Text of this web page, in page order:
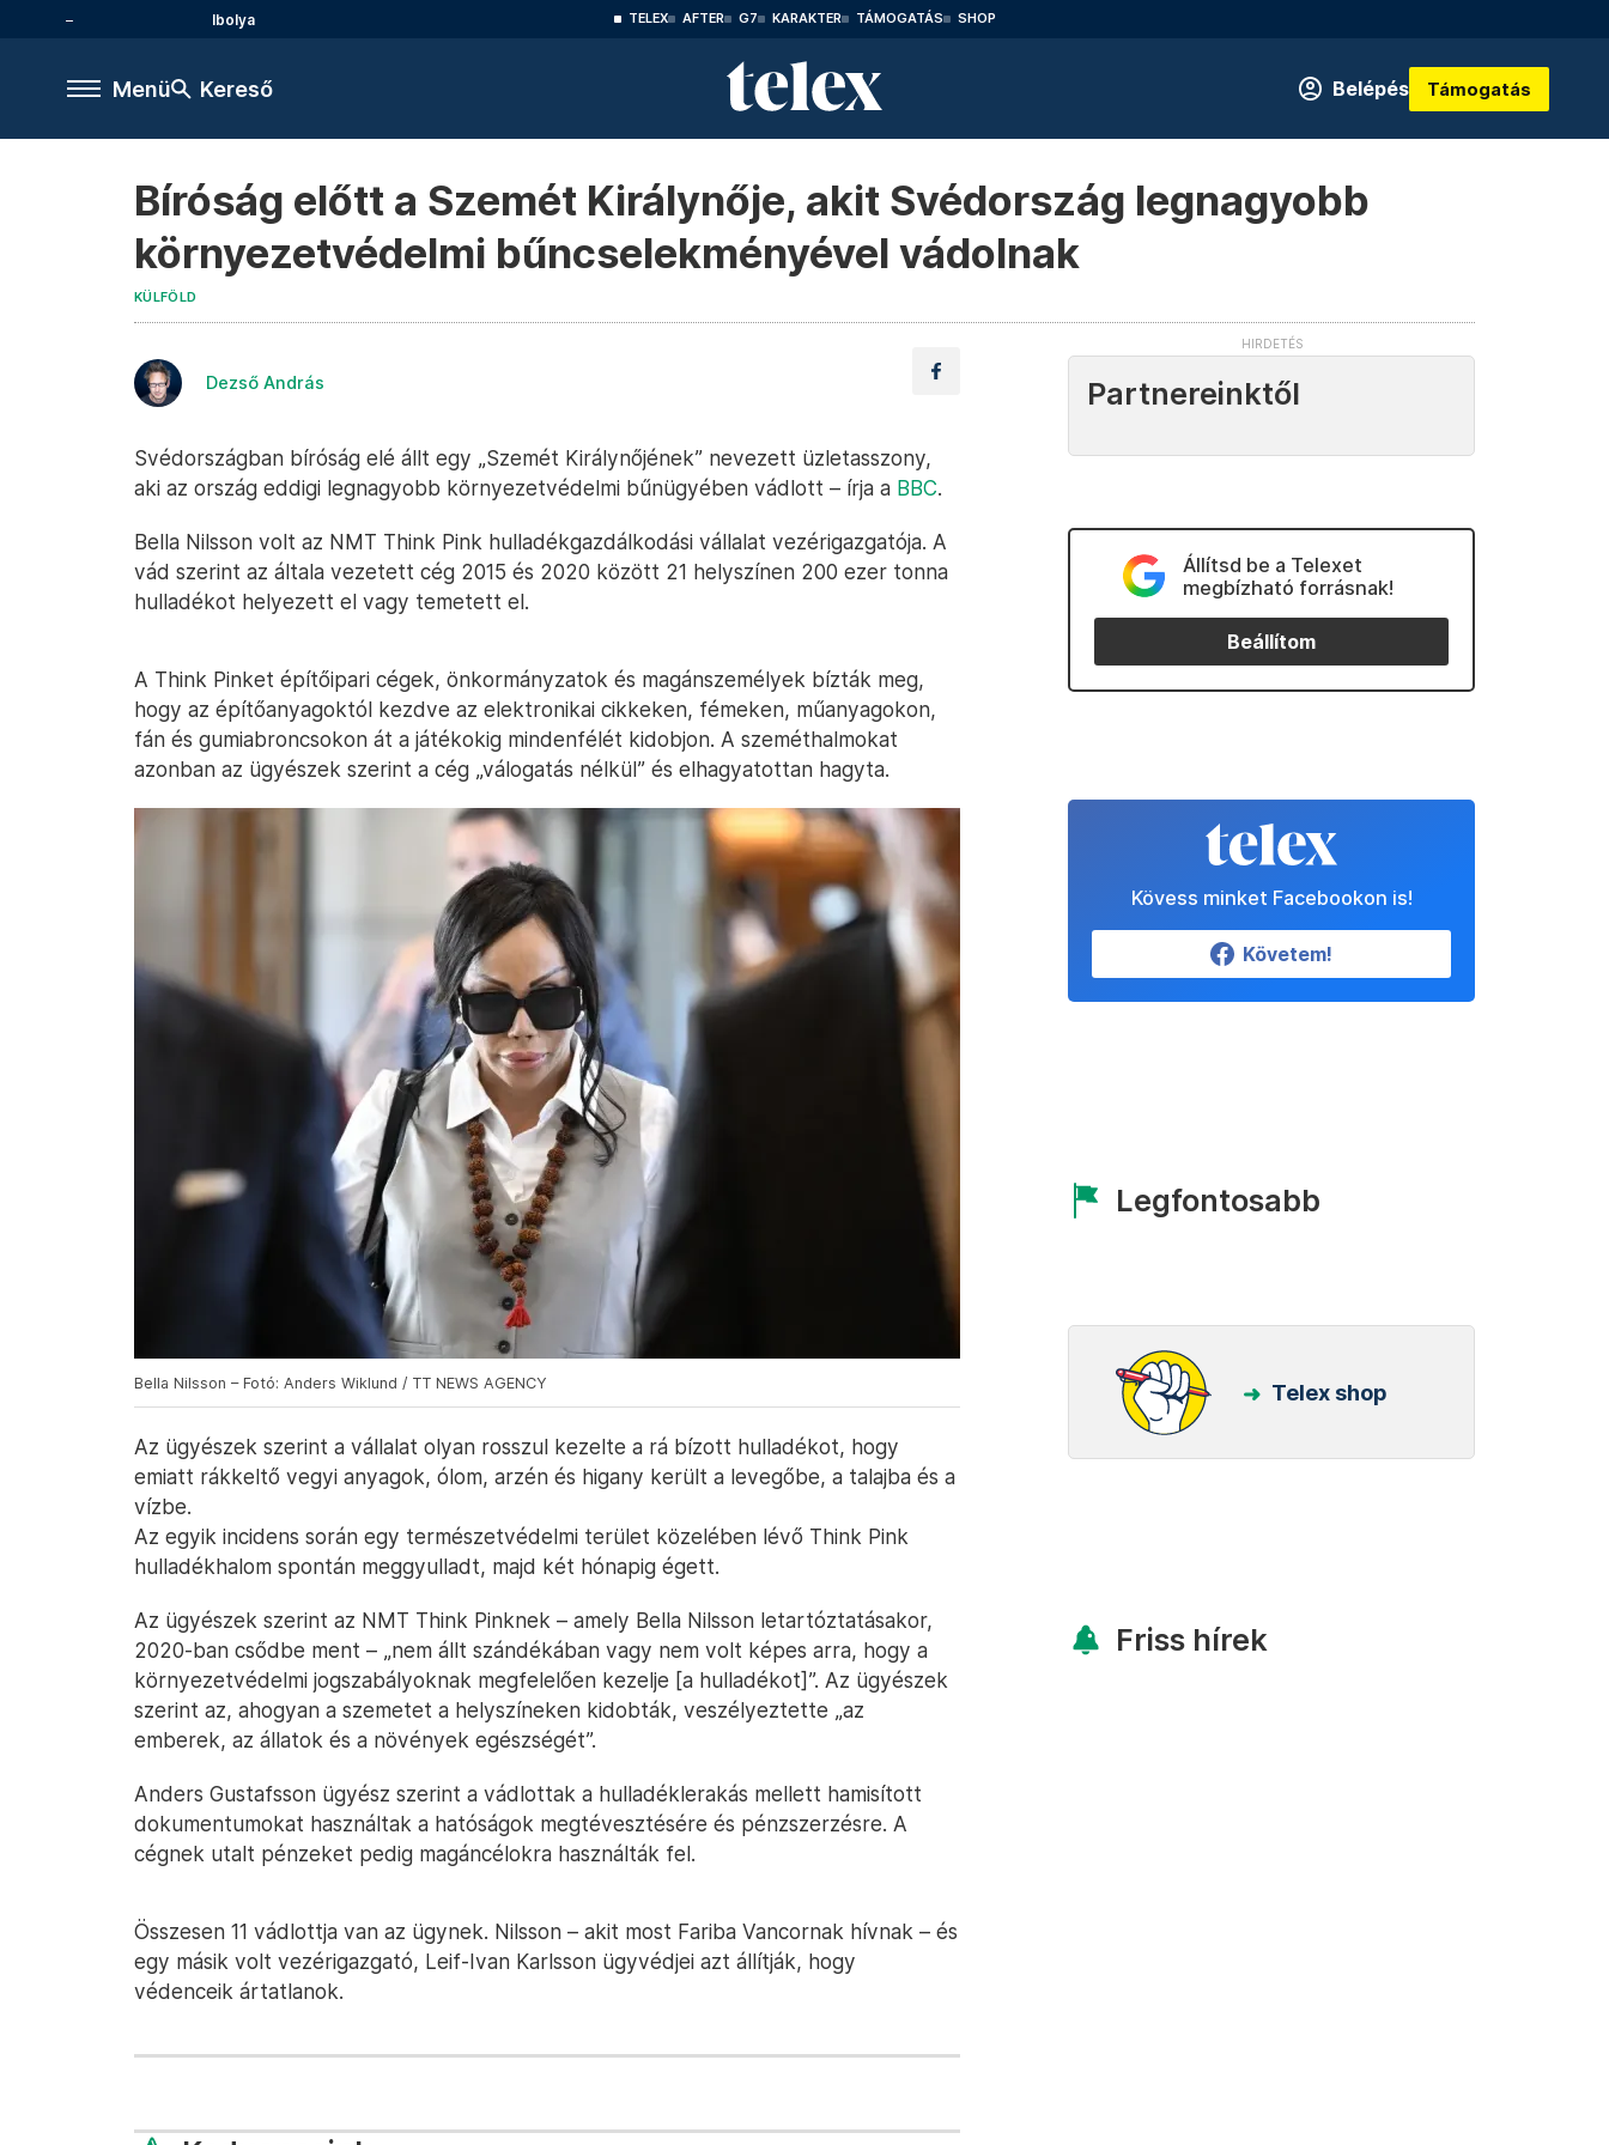
Ibolya TELEX AFTER G7 KARAKTER TÁMOGATÁS SHOP
Menü Kereső Belépés Támogatás
Bíróság előtt a Szemét Királynője, akit Svédország legnagyobb
környezetvédelmi bűncselekményével vádolnak
KÜLFÖLD
Dezső András
Svédországban bíróság elé állt egy „Szemét Királynőjének” nevezett üzletasszony,
aki az ország eddigi legnagyobb környezetvédelmi bűnügyében vádlott – írja a BBC.
Bella Nilsson volt az NMT Think Pink hulladékgazdálkodási vállalat vezérigazgatója. A
vád szerint az általa vezetett cég 2015 és 2020 között 21 helyszínen 200 ezer tonna
hulladékot helyezett el vagy temetett el.
A Think Pinket építőipari cégek, önkormányzatok és magánszemélyek bízták meg,
hogy az építőanyagoktól kezdve az elektronikai cikkeken, fémeken, műanyagokon,
fán és gumiabroncsokon át a játékokig mindenfélét kidobjon. A szeméthalmokat
azonban az ügyészek szerint a cég „válogatás nélkül” és elhagyatottan hagyta.
Bella Nilsson – Fotó: Anders Wiklund / TT NEWS AGENCY
Az ügyészek szerint a vállalat olyan rosszul kezelte a rá bízott hulladékot, hogy
emiatt rákkeltő vegyi anyagok, ólom, arzén és higany került a levegőbe, a talajba és a
vízbe.
Az egyik incidens során egy természetvédelmi terület közelében lévő Think Pink
hulladékhalom spontán meggyulladt, majd két hónapig égett.
Az ügyészek szerint az NMT Think Pinknek – amely Bella Nilsson letartóztatásakor,
2020-ban csődbe ment – „nem állt szándékában vagy nem volt képes arra, hogy a
környezetvédelmi jogszabályoknak megfelelően kezelje [a hulladékot]”. Az ügyészek
szerint az, ahogyan a szemetet a helyszíneken kidobták, veszélyeztette „az
emberek, az állatok és a növények egészségét”.
Anders Gustafsson ügyész szerint a vádlottak a hulladéklerakás mellett hamisított
dokumentumokat használtak a hatóságok megtévesztésére és pénzszerzésre. A
cégnek utalt pénzeket pedig magáncélokra használták fel.
Összesen 11 vádlottja van az ügynek. Nilsson – akit most Fariba Vancornak hívnak – és
egy másik volt vezérigazgató, Leif-Ivan Karlsson ügyvédjei azt állítják, hogy
védenceik ártatlanok.
Partnereinktől
Állítsd be a Telexet
megbízható forrásnak!
Beállítom
Kövess minket Facebookon is!
Követem!
Legfontosabb
Telex shop
Friss hírek